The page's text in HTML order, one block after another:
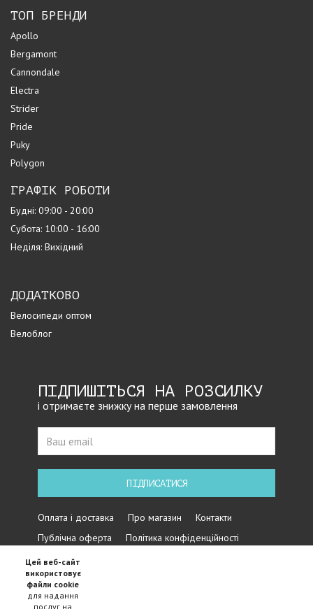
ТОП БРЕНДИ
Apollo
Bergamont
Cannondale
Electra
Strider
Pride
Puky
Polygon
ГРАФІК РОБОТИ
Будні: 09:00 - 20:00
Субота: 10:00 - 16:00
Неділя: Вихідний
ДОДАТКОВО
Велосипеди оптом
Велоблог
ПІДПИШІТЬСЯ НА РОЗСИЛКУ
і отримаєте знижку на перше замовлення
ПІДПИСАТИСЯ
Оплата і доставка Про магазин
Контакти
Публічна оферта
Політика конфіденційності
Цей веб-сайт
використовує
файли cookie
для надання
послуг на